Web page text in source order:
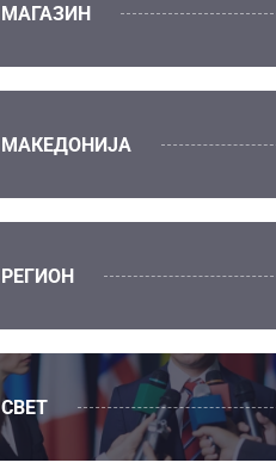
МАГАЗИН
МАКЕДОНИЈА
РЕГИОН
СВЕТ